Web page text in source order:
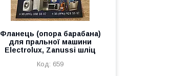
Фланець (опора барабана)
для пральної машини
Electrolux, Zanussi шліц
659